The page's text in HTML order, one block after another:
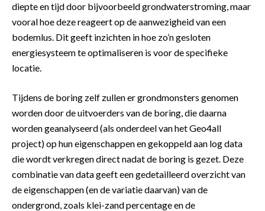
diepte en tijd door bijvoorbeeld grondwaterstroming, maar
vooral hoe deze reageert op de aanwezigheid van een
bodemlus. Dit geeft inzichten in hoe zo’n gesloten
energiesysteem te optimaliseren is voor de specifieke
locatie.
Tijdens de boring zelf zullen er grondmonsters genomen
worden door de uitvoerders van de boring, die daarna
worden geanalyseerd (als onderdeel van het Geo4all
project) op hun eigenschappen en gekoppeld aan log data
die wordt verkregen direct nadat de boring is gezet. Deze
combinatie van data geeft een gedetailleerd overzicht van
de eigenschappen (en de variatie daarvan) van de
ondergrond, zoals klei-zand percentage en de